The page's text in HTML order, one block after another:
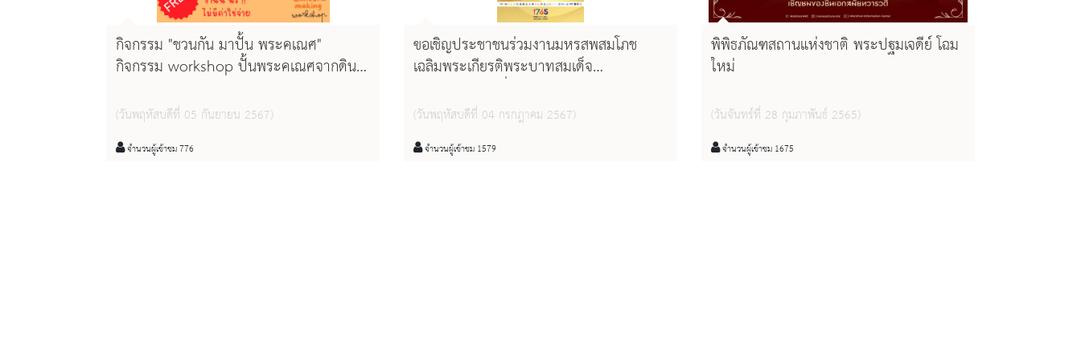
กิจกรรม "ชวนกัน มาปั้น พระคเณศ"
กิจกรรม workshop ปั้นพระคเณศจากดิน
(วันพฤหัสบดีที่ 05 กันยายน 2567)
จำนวนผู้เข้าชม 776
ขอเชิญประชาชนร่วมงานมหรสพสมโภช
เฉลิมพระเกียรติพระบาทสมเด็จ
มงคล เฉลิมพระชนมพรรษา 6 รอบ 28
(วันพฤหัสบดีที่ 04 กรกฎาคม 2567)
จำนวนผู้เข้าชม 1579
พิพิธภัณฑสถานแห่งชาติ พระปฐมเจดีย์ โฉม
ใหม่
(วันจันทร์ที่ 28 กุมภาพันธ์ 2565)
จำนวนผู้เข้าชม 1675